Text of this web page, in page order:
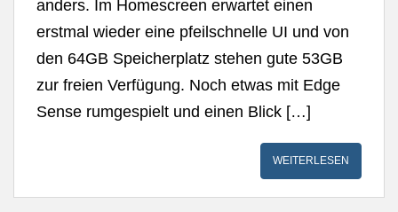
anders. Im Homescreen erwartet einen
erstmal wieder eine pfeilschnelle UI und von
den 64GB Speicherplatz stehen gute 53GB
zur freien Verfügung. Noch etwas mit Edge
Sense rumgespielt und einen Blick […]
WEITERLESEN